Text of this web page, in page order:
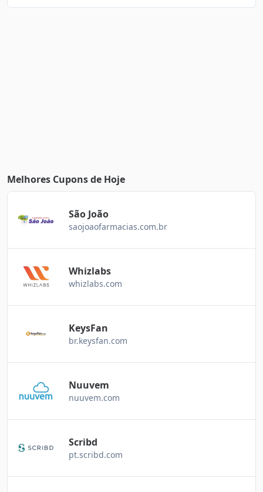
Melhores Cupons de Hoje
São João
saojoaofarmacias.com.br
Whizlabs
whizlabs.com
KeysFan
br.keysfan.com
Nuuvem
nuuvem.com
Scribd
pt.scribd.com